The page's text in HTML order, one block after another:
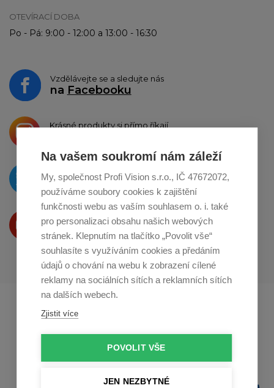
Na vašem soukromí nám záleží
My, společnost Profi Vision s.r.o., IČ 47672072,
používáme soubory cookies k zajištění
funkčnosti webu as vaším souhlasem o. i. také
pro personalizaci obsahu našich webových
stránek. Klepnutím na tlačítko „Povolit vše“
souhlasíte s využíváním cookies a předáním
údajů o chování na webu k zobrazení cílené
reklamy na sociálních sítích a reklamních sítích
na dalších webech.
Zjistit více
POVOLIT VŠE
JEN NEZBYTNÉ
OTEVÍRACÍ DOBA
Po - Pá: 9:00 - 12:00 a 13:00 - 16:30
Vzdělávejte se a sledujte nás
na Facebooku
Krásné produkty si přímo říkají
O novinkách píšeme
naTwitteru
Produkty Vám představujeme
na Youtube
Profikuchar.sk